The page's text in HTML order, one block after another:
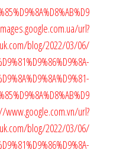
url?
blog/2022/03/06/
www.google.com.vn/url?
blog/2022/03/06/